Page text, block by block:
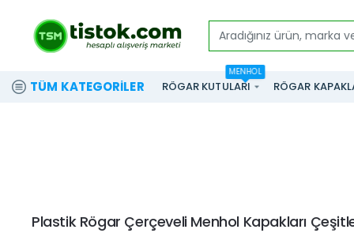
Aradığınız
marka
ve
TÜM KATEGORILER RÖGAR KUTULARI
MENHOL
RÖGAR
Plastik Rögar Çerçeveli Menhol Kapakları